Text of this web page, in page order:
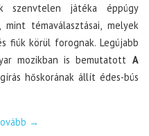
szenvtelen játéka éppúgy
témaválasztásai, melyek
fiúk körül forognak. Legújabb
mozikban is bemutatott A
hőskorának állít édes-bús
→